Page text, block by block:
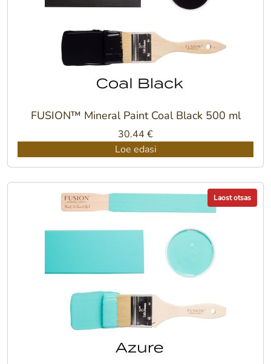
FUSION™ Mineral Paint Coal Black 500 ml
30.44 €
Loe edasi
Laost otsas